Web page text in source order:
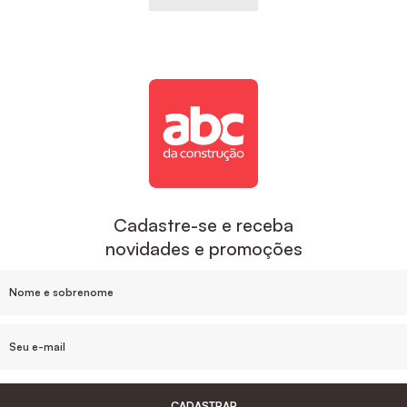
Cadastre-se e receba
novidades e promoções